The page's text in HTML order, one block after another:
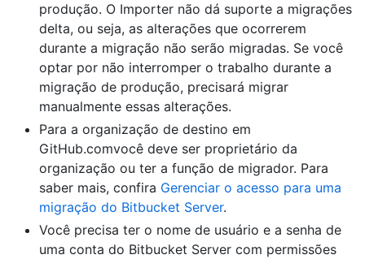
produção. O Importer não dá suporte a migrações
delta, ou seja, as alterações que ocorrerem
durante a migração não serão migradas. Se você
optar por não interromper o trabalho durante a
migração de produção, precisará migrar
manualmente essas alterações.
Para a organização de destino em
GitHub.comvocê deve ser proprietário da
organização ou ter a função de migrador. Para
saber mais, confira Gerenciar o acesso para uma
migração do Bitbucket Server.
Você precisa ter o nome de usuário e a senha de
uma conta do Bitbucket Server com permissões